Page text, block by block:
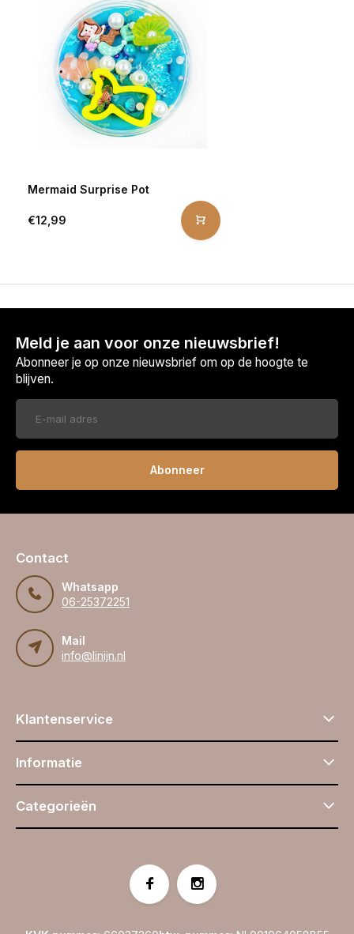
Mermaid Surprise Pot
€12,99
Meld je aan voor onze nieuwsbrief!
Abonneer je op onze nieuwsbrief om op de hoogte te
blijven.
Abonneer
Contact
Whatsapp
06-25372251
Mail
info@linijn.nl
Klantenservice
Informatie
Categorieën